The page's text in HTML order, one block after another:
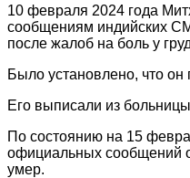
10 февраля 2024 года
сообщениям индийских
после жалоб на боль у
Было установлено, что он
Его выписали из
По состоянию на 15
официальных сообщений
умер.